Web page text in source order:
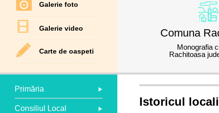
Galerie foto
Galerie video
Carte de oaspeti
Primăria
Consiliul Local
Comuna
Monografia
Rachitoasa
Istoricul